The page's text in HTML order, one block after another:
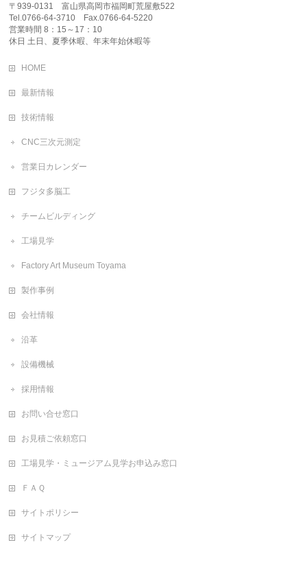
〒939-0131 富山県高岡市福岡町荒屋敷522
Tel.0766-64-3710 Fax.0766-64-5220
営業時間 8：15～17：10
休日 土日、夏季休暇、年末年始休暇等
HOME
最新情報
技術情報
CNC三次元測定
営業日カレンダー
フジタ多脳工
チームビルディング
工場見学
Factory Art Museum Toyama
製作事例
会社情報
沿革
設備機械
採用情報
お問い合せ窓口
お見積ご依頼窓口
工場見学・ミュージアム見学お申込み窓口
ＦＡＱ
サイトポリシー
サイトマップ